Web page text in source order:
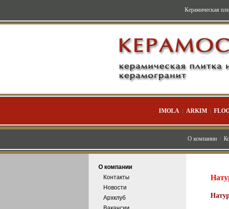
Керамическая
IMOLA| ARKIM|
О компании|
О компании
Контакты
Новости
Архклуб